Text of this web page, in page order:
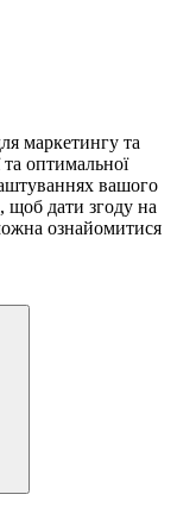
маркетингу та
оптимальної
вашого
щоб дати згоду на
ознайомитися